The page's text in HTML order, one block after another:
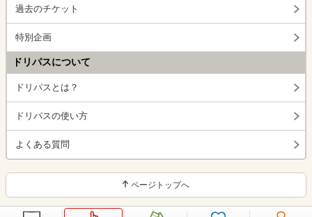
過去のチケット
特別企画
ドリパスについて
ドリパスとは？
ドリパスの使い方
よくある質問
ページトップへ